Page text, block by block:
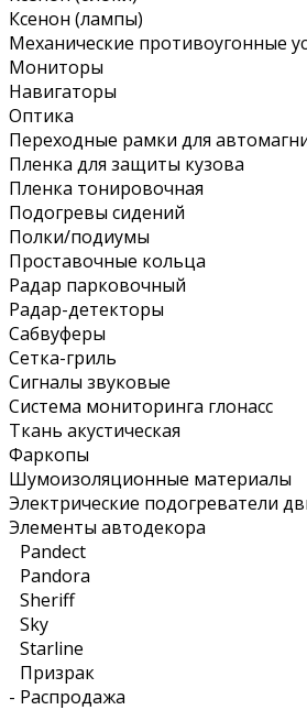
Ксенон (лампы)
Механические противоугонные
Мониторы
Навигаторы
Оптика
Переходные рамки для
Пленка для защиты кузова
Пленка тонировочная
Подогревы сидений
Полки/подиумы
Проставочные кольца
Радар парковочный
Радар-детекторы
Сабвуферы
Сетка-гриль
Сигналы звуковые
Система мониторинга глонасс
Ткань акустическая
Фаркопы
Шумоизоляционные материалы
Электрические подогреватели
Элементы автодекора
-
Pandect
Pandora
Sheriff
Sky
Starline
Призрак
Распродажа